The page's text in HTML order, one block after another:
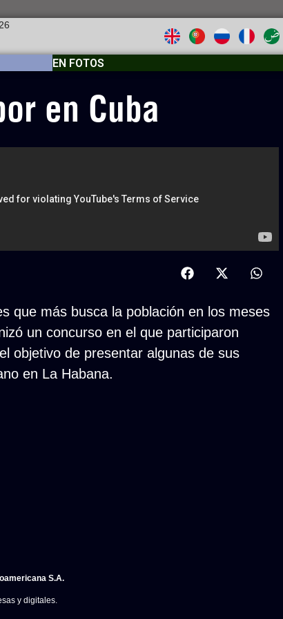
EN FOTOS
en Cuba
que más busca la población en los meses
un concurso en el que participaron
objetivo de presentar algunas de sus
en La Habana.
S.A.
y digitales.